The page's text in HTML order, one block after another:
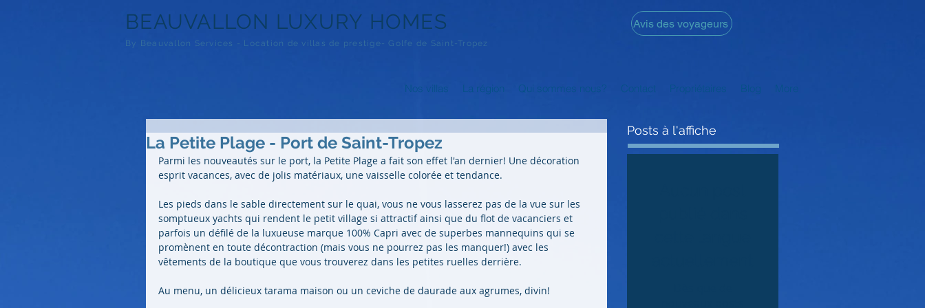
BEAUVALLON LUXURY HOMES
By Beauvallon Services - Loca tion de villas de prestige- Golfe de Saint-Tropez
Avis des voyageurs
Nos villas La région Qui sommes nous? Contact Propriétaires Blog
La Petite Plage - Port de Saint-Tropez
Parmi les nouveautés sur le port, la Petite Plage a fait son effet l'an dernier! Une décoration
esprit vacances, avec de jolis matériaux, une vaisselle colorée et tendance.
Les pieds dans le sable directement sur le quai, vous ne vous lasserez pas de la vue sur les
somptueux yachts qui rendent le petit village si attractif ainsi que du flot de vacanciers et
parfois un défilé de la luxueuse marque 100% Capri avec de superbes mannequins qui se
promènent en toute décontraction (mais vous ne pourrez pas les manquer!) avec les
vêtements de la boutique que vous trouverez dans les petites ruelles derrière.
Au menu, un délicieux tarama maison ou un ceviche de daurade aux agrumes, divin!
Posts à l'affiche